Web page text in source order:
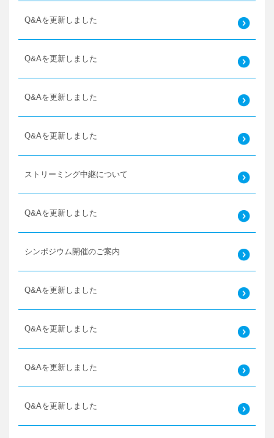
Q&Aを更新しました
Q&Aを更新しました
Q&Aを更新しました
Q&Aを更新しました
ストリーミング中継について
Q&Aを更新しました
シンポジウム開催のご案内
Q&Aを更新しました
Q&Aを更新しました
Q&Aを更新しました
Q&Aを更新しました